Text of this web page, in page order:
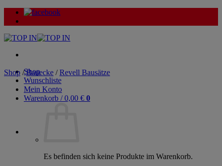
Zum
Inhalt
Shop
Wunschliste
Mein Konto
Warenkorb /0,00 € 0
Es befinden sich keine Produkte im Warenkorb.
Shop / Bauecke / Revell Bausätze